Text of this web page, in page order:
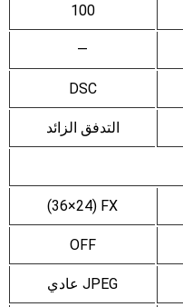
100
—
DSC
التدفق الزائد
FX‏ (36‎×24)
OFF
JPEG عادي